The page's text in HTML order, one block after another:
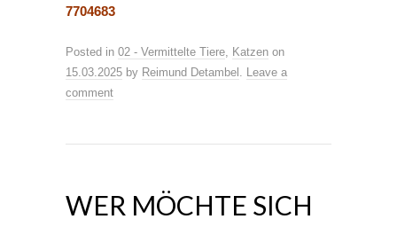
7704683
Posted in 02 - Vermittelte Tiere, Katzen on
15.03.2025 by Reimund Detambel . Leave a
comment
WER MÖCHTE SICH